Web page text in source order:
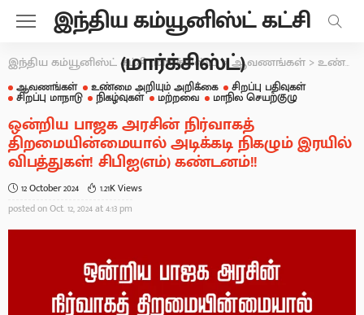
இந்திய கம்யூனிஸ்ட் கட்சி
(மார்க்சிஸ்ட்)
இந்திய கம்யூனிஸ்ட் கட்சி (மார்க்சிஸ்ட்)>ஆவணங்கள் >உண்மை அறியும் அறிக்கை
ஆவணங்கள் உண்மை அறியும் அறிக்கை சிறப்பு பதிவுகள்
சிறப்பு மாநாடு நிகழ்வுகள் மற்றவை மாநில செயற்குழு
ஒன்றிய பாஜக அரசின் நிர்வாகத்
திறமையின்மையால் அடிக்கடி நிகழும் இரயில்
விபத்துகள்! சிபிஐ(எம்) கண்டனம்!!
12 October 2024
1.21K Views
posted onOct. 12, 2024 at 4:13 pm